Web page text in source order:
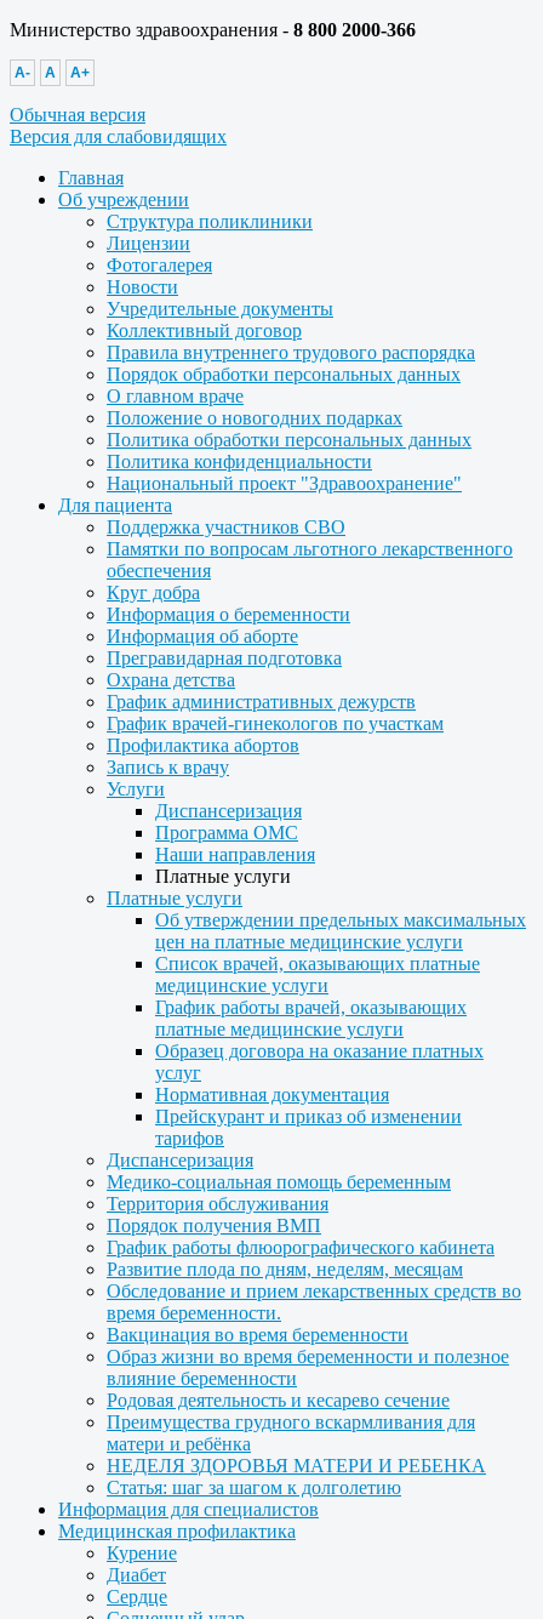
Министерство здравоохранения - 8 800 2000-366
A- A A+
Обычная версия
Версия для слабовидящих
Главная
Об учреждении
Структура поликлиники
Лицензии
Фотогалерея
Новости
Учредительные документы
Коллективный договор
Правила внутреннего трудового распорядка
Порядок обработки персональных данных
О главном враче
Положение о новогодних подарках
Политика обработки персональных данных
Политика конфиденциальности
Национальный проект "Здравоохранение"
Для пациента
Поддержка участников СВО
Памятки по вопросам льготного лекарственного
обеспечения
Круг добра
Информация о беременности
Информация об аборте
Прегравидарная подготовка
Охрана детства
График административных дежурств
График врачей-гинекологов по участкам
Профилактика абортов
Запись к врачу
Услуги
Диспансеризация
Программа ОМС
Наши направления
Платные услуги
Платные услуги
Об утверждении предельных максимальных
цен на платные медицинские услуги
Список врачей, оказывающих платные
медицинские услуги
График работы врачей, оказывающих
платные медицинские услуги
Образец договора на оказание платных
услуг
Нормативная документация
Прейскурант и приказ об изменении
тарифов
Диспансеризация
Медико-социальная помощь беременным
Территория обслуживания
Порядок получения ВМП
График работы флюорографического кабинета
Развитие плода по дням, неделям, месяцам
Обследование и прием лекарственных средств во
время беременности.
Вакцинация во время беременности
Образ жизни во время беременности и полезное
влияние беременности
Родовая деятельность и кесарево сечение
Преимущества грудного вскармливания для
матери и ребёнка
НЕДЕЛЯ ЗДОРОВЬЯ МАТЕРИ И РЕБЕНКА
Статья: шаг за шагом к долголетию
Информация для специалистов
Медицинская профилактика
Курение
Диабет
Сердце